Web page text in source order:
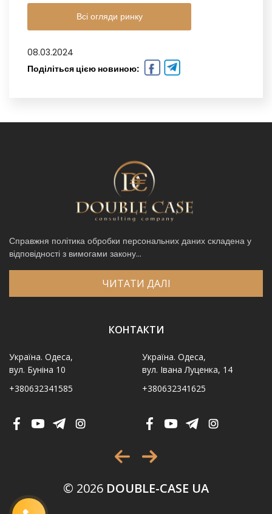
Всі огляди ринку
08.03.2024
Поділіться цією новиною:
Справжня політика обробки персональних даних складена у
відповідності з вимогами закону...
ЧИТАТИ ДАЛІ
КОНТАКТИ
Україна. Одеса,
вул. Буніна 10
+380632341585
Україна. Одеса,
вул. Івана Луценка, 14
+380632341625
© 2026 DOUBLE-CASE UA
Код, зображений на картинці